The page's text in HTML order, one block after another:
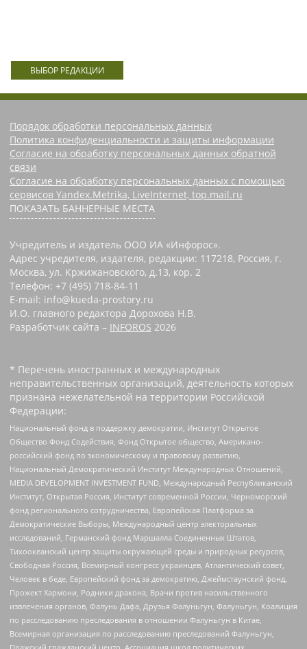
ВЫБОР РЕДАКЦИИ
Порядок обработки персональных данных
Политика конфиденциальности и защиты информации
Согласие на обработку персональных данных обратной
связи
Согласие на обработку персональных данных с помощью
сервисов Yandex.Metrika, LiveInternet, top.mail.ru
ПОКАЗАТЬ БАННЕРНЫЕ МЕСТА
Учредитель и издатель ООО ИА «Инфорос».
Адрес учредителя, издателя, редакции: 117218, Россия, г.
Москва, ул. Кржижановского, д.13, кор. 2
Телефон: +7 (495) 718-84-11
E-mail: info@kueda-prostory.ru
И.О. главного редактора Дорохова Н.В.
Разработчик сайта – INFOROS 2026
* Перечень иностранных и международных
неправительственных организаций, деятельность которых
признана нежелательной на территории Российской
Федерации:
Национальный фонд в поддержку демократии, Институт Открытое
Общество Фонд Содействия, Фонд Открытое общество, Американо-
российский фонд по экономическому и правовому развитию,
Национальный Демократический Институт Международных Отношений,
MEDIA DEVELOPMENT INVESTMENT FUND, Международный Республиканский
Институт, Открытая Россия, Институт современной России, Черноморский
фонд регионального сотрудничества, Европейская Платформа за
Демократические Выборы, Международный центр электоральных
исследований, Германский фонд Маршалла Соединенных Штатов,
Тихоокеанский центр защиты окружающей среды и природных ресурсов,
Свободная Россия, Всемирный конгресс украинцев, Атлантический совет,
Человек в беде, Европейский фонд за демократию, Джеймстаунский фонд,
Прожект Хармони, Родники дракона, Врачи против насильственного
извлечения органов, Фалунь Дафа, Друзья Фалуньгун, Фалуньгун, Коалиция
по расследованию преследования в отношении Фалуньгун в Китае,
Всемирная организация по расследованию преследований Фалуньгун,